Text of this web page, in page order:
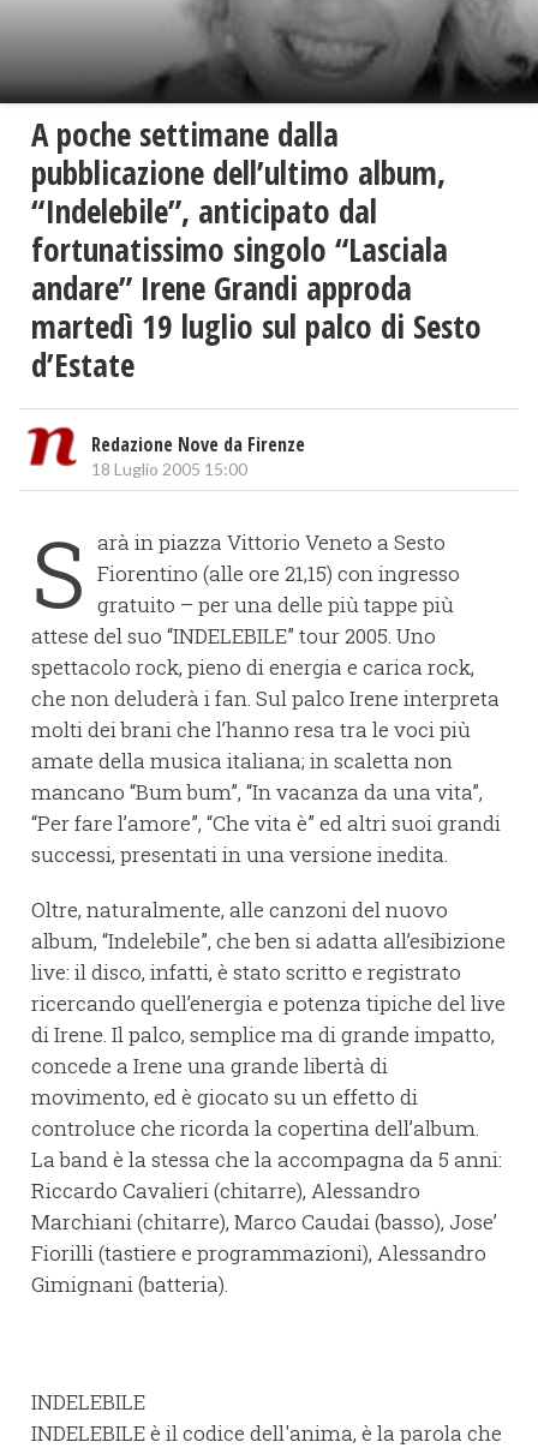
A poche settimane dalla
pubblicazione dell’ultimo album,
“Indelebile”, anticipato dal
fortunatissimo singolo “Lasciala
andare” Irene Grandi approda
martedì 19 luglio sul palco di Sesto
d’Estate
Redazione Nove da Firenze
18 Luglio 2005 15:00
S arà in piazza Vittorio Veneto a Sesto
Fiorentino (alle ore 21,15) con ingresso
gratuito – per una delle più tappe più
attese del suo “INDELEBILE” tour 2005. Uno
spettacolo rock, pieno di energia e carica rock,
che non deluderà i fan. Sul palco Irene interpreta
molti dei brani che l’hanno resa tra le voci più
amate della musica italiana; in scaletta non
mancano “Bum bum”, “In vacanza da una vita”,
“Per fare l’amore”, “Che vita è” ed altri suoi grandi
successi, presentati in una versione inedita.
Oltre, naturalmente, alle canzoni del nuovo
album, “Indelebile”, che ben si adatta all’esibizione
live: il disco, infatti, è stato scritto e registrato
ricercando quell’energia e potenza tipiche del live
di Irene. Il palco, semplice ma di grande impatto,
concede a Irene una grande libertà di
movimento, ed è giocato su un effetto di
controluce che ricorda la copertina dell’album.
La band è la stessa che la accompagna da 5 anni:
Riccardo Cavalieri (chitarre), Alessandro
Marchiani (chitarre), Marco Caudai (basso), Jose’
Fiorilli (tastiere e programmazioni), Alessandro
Gimignani (batteria).
INDELEBILE
INDELEBILE è il codice dell'anima, è la parola che